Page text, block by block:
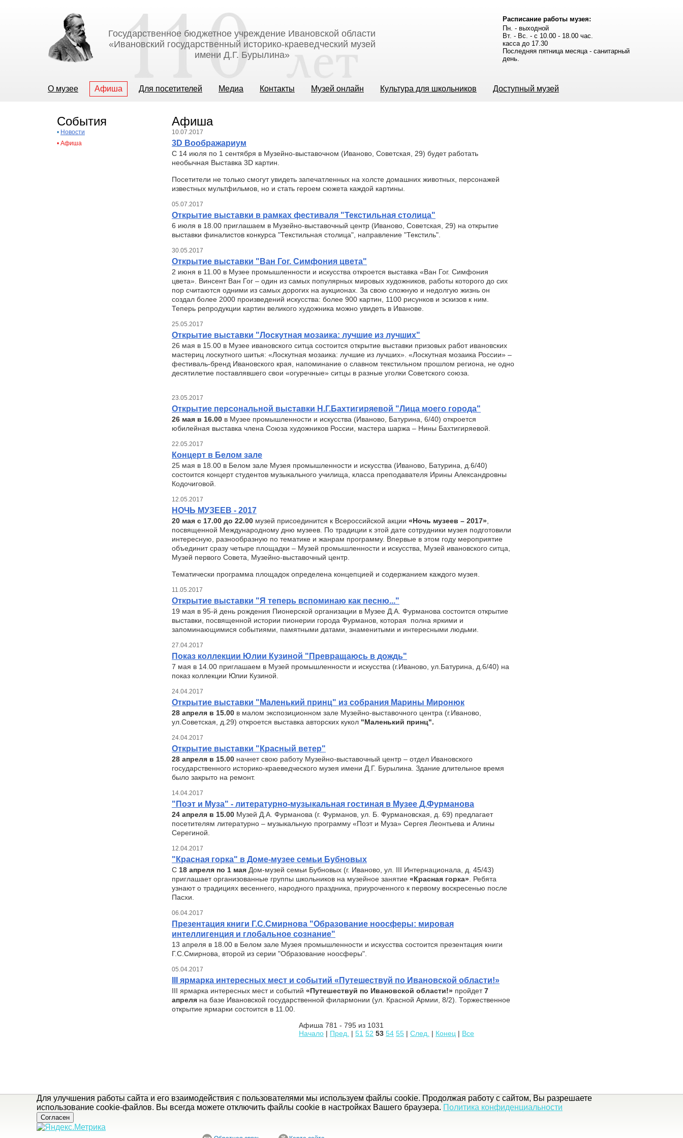
Государственное бюджетное учреждение Ивановской области
«Ивановский государственный историко-краеведческий музей
имени Д.Г. Бурылина»
Расписание работы музея:
Пн. - выходной
Вт. - Вс. - с 10.00 - 18.00 час.
касса до 17.30
Последняя пятница месяца - санитарный
день.
О музее Афиша Для посетителей Медиа Контакты Музей онлайн Культура для школьников Доступный музей
События
• Новости
• Афиша
Афиша
10.07.2017
3D Воображариум
C 14 июля по 1 сентября в Музейно-выставочном (Иваново, Советская, 29) будет работать
необычная Выставка 3D картин.
Посетители не только смогут увидеть запечатленных на холсте домашних животных, персонажей
известных мультфильмов, но и стать героем сюжета каждой картины.
05.07.2017
Открытие выставки в рамках фестиваля "Текстильная столица"
6 июля в 18.00 приглашаем в Музейно-выставочный центр (Иваново, Советская, 29) на открытие
выставки финалистов конкурса "Текстильная столица", направление "Текстиль".
30.05.2017
Открытие выставки "Ван Гог. Симфония цвета"
2 июня в 11.00 в Музее промышленности и искусства откроется выставка «Ван Гог. Симфония
цвета». Винсент Ван Гог – один из самых популярных мировых художников, работы которого до сих
пор считаются одними из самых дорогих на аукционах. За свою сложную и недолгую жизнь он
создал более 2000 произведений искусства: более 900 картин, 1100 рисунков и эскизов к ним.
Теперь репродукции картин великого художника можно увидеть в Иванове.
25.05.2017
Открытие выставки "Лоскутная мозаика: лучшие из лучших"
26 мая в 15.00 в Музее ивановского ситца состоится открытие выставки призовых работ ивановских
мастериц лоскутного шитья: «Лоскутная мозаика: лучшие из лучших». «Лоскутная мозаика России» –
фестиваль-бренд Ивановского края, напоминание о славном текстильном прошлом региона, не одно
десятилетие поставлявшего свои «огуречные» ситцы в разные уголки Советского союза.
23.05.2017
Открытие персональной выставки Н.Г.Бахтигиряевой "Лица моего города"
26 мая в 16.00 в Музее промышленности и искусства (Иваново, Батурина, 6/40) откроется
юбилейная выставка члена Союза художников России, мастера шаржа – Нины Бахтигиряевой.
22.05.2017
Концерт в Белом зале
25 мая в 18.00 в Белом зале Музея промышленности и искусства (Иваново, Батурина, д.6/40)
состоится концерт студентов музыкального училища, класса преподавателя Ирины Александровны
Кодочиговой.
12.05.2017
НОЧЬ МУЗЕЕВ - 2017
20 мая с 17.00 до 22.00 музей присоединится к Всероссийской акции «Ночь музеев – 2017»
посвященной Международному дню музеев. По традиции к этой дате сотрудники музея подготовили
интересную, разнообразную по тематике и жанрам программу. Впервые в этом году мероприятие
объединит сразу четыре площадки – Музей промышленности и искусства, Музей ивановского ситца,
Музей первого Совета, Музейно-выставочный центр.
Тематически программа площадок определена концепцией и содержанием каждого музея.
11.05.2017
Открытие выставки "Я теперь вспоминаю как песню..."
19 мая в 95-й день рождения Пионерской организации в Музее Д.А. Фурманова состоится открытие
выставки, посвященной истории пионерии города Фурманов, которая полна яркими и
запоминающимися событиями, памятными датами, знаменитыми и интересными людьми.
27.04.2017
Показ коллекции Юлии Кузиной "Превращаюсь в дождь"
7 мая в 14.00 приглашаем в Музей промышленности и искусства (г.Иваново, ул.Батурина, д.6/40) на
показ коллекции Юлии Кузиной.
24.04.2017
Открытие выставки "Маленький принц" из собрания Марины Миронюк
28 апреля в 15.00 в малом экспозиционном зале Музейно-выставочного центра (г.Иваново,
ул.Советская, д.29) откроется выставка авторских кукол "Маленький принц".
24.04.2017
Открытие выставки "Красный ветер"
28 апреля в 15.00 начнет свою работу Музейно-выставочный центр – отдел Ивановского
государственного историко-краеведческого музея имени Д.Г. Бурылина. Здание длительное время
было закрыто на ремонт.
14.04.2017
"Поэт и Муза" - литературно-музыкальная гостиная в Музее Д.Фурманова
24 апреля в 15.00 Музей Д.А. Фурманова (г. Фурманов, ул. Б. Фурмановская, д. 69) предлагает
посетителям литературно – музыкальную программу «Поэт и Муза» Сергея Леонтьева и Алины
Серегиной.
12.04.2017
"Красная горка" в Доме-музее семьи Бубновых
С 18 апреля по 1 мая Дом-музей семьи Бубновых (г. Иваново, ул. III Интернационала, д. 45/43)
приглашает организованные группы школьников на музейное занятие «Красная горка» . Ребята
узнают о традициях весеннего, народного праздника, приуроченного к первому воскресенью после
Пасхи.
06.04.2017
Презентация книги Г.С.Смирнова "Образование ноосферы: мировая
интеллигенция и глобальное сознание"
13 апреля в 18.00 в Белом зале Музея промышленности и искусства состоится презентация книги
Г.С.Смирнова, второй из серии "Образование ноосферы".
05.04.2017
III ярмарка интересных мест и событий «Путешествуй по Ивановской области!»
III ярмарка интересных мест и событий «Путешествуй по Ивановской области!» пройдет7
апреля на базе Ивановской государственной филармонии (ул. Красной Армии, 8/2). Торжественное
открытие ярмарки состоится в 11.00.
Афиша 781 - 795 из 1031
Начало | Пред. | 51 52 53 54 55 | След. | Конец | Все
Для улучшения работы сайта и его взаимодействия с пользователями мы используем файлы cookie. Продолжая работу с сайтом, Вы разрешаете
использование cookie-файлов. Вы всегда можете отключить файлы cookie в настройках Вашего браузера. Политика конфиденциальности
Согласен